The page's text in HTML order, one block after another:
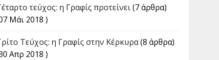
τεύχος: η Γραφίς προτείνει(7 άρθρα)
Μάι 2018 )
Τεύχος: η Γραφίς στην Κέρκυρα(8 άρθρα)
Απρ 2018 )